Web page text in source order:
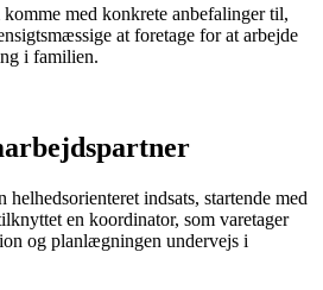
med konkrete anbefalinger til,
at foretage for at arbejde
i familien.
indsats, startende med
en koordinator, som varetager
og planlægningen undervejs i